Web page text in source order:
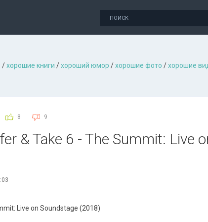
/хорошие книги /хороший юмор /хорошие фото /хорошие
8 9
& Take 6 - The Summit: Live
Live on Soundstage (2018)